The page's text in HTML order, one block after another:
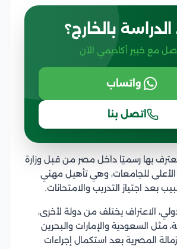
الدراسة بالخارج؟
مع خبير أكاديمي الآن
واتساب
اتصل بنا
معترف بها رسميًا داخل مصر من قبل وزارة
للجامعات، وهي تأهيل مهني
بعد اجتياز التدريب والامتحانات.
الاعتراف يختلف من دولة لأخرى،
مثل السعودية والإمارات والبحرين
المصرية بعد استكمال إجراءات